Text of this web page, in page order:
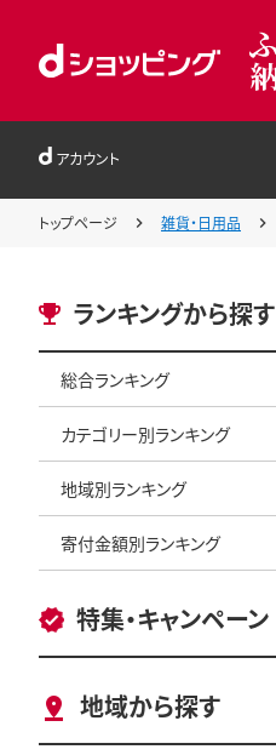
アカウント
トップページ 雑貨・日用品
ランキングから探す
総合ランキング
カテゴリー別ランキング
地域別ランキング
寄付金額別ランキング
特集・キャンペーン
地域から探す